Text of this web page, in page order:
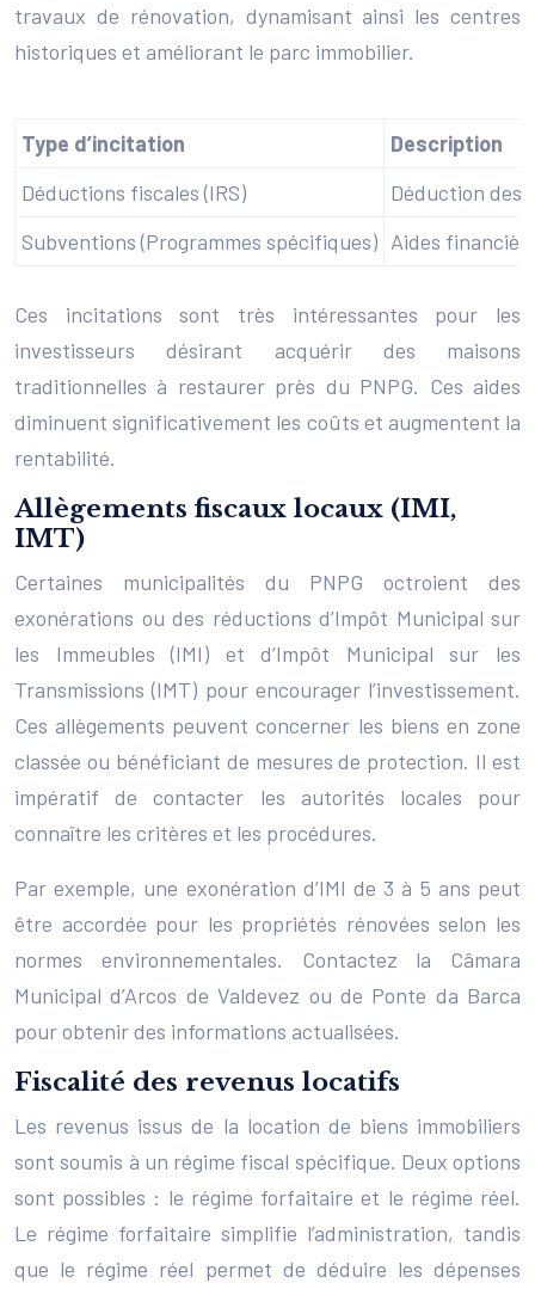
travaux de rénovation, dynamisant ainsi les centres
historiques et améliorant le parc immobilier.
Type d’incitation
Description
Déductions fiscales (IRS)
Déduction des
Subventions (Programmes spécifiques) Aides
Ces incitations sont très intéressantes pour les
investisseurs désirant acquérir des maisons
traditionnelles à restaurer près du PNPG. Ces aides
diminuent significativement les coûts et augmentent la
rentabilité.
Allègements fiscaux locaux (IMI,
IMT)
Certaines municipalités du PNPG octroient des
exonérations ou des réductions d’Impôt Municipal sur
les Immeubles (IMI) et d’Impôt Municipal sur les
Transmissions (IMT) pour encourager l’investissement.
Ces allègements peuvent concerner les biens en zone
classée ou bénéficiant de mesures de protection. Il est
impératif de contacter les autorités locales pour
connaître les critères et les procédures.
Par exemple, une exonération d’IMI de 3 à 5 ans peut
être accordée pour les propriétés rénovées selon les
normes environnementales. Contactez la Câmara
Municipal d’Arcos de Valdevez ou de Ponte da Barca
pour obtenir des informations actualisées.
Fiscalité des revenus locatifs
Les revenus issus de la location de biens immobiliers
sont soumis à un régime fiscal spécifique. Deux options
sont possibles : le régime forfaitaire et le régime réel.
Le régime forfaitaire simplifie l’administration, tandis
que le régime réel permet de déduire les dépenses